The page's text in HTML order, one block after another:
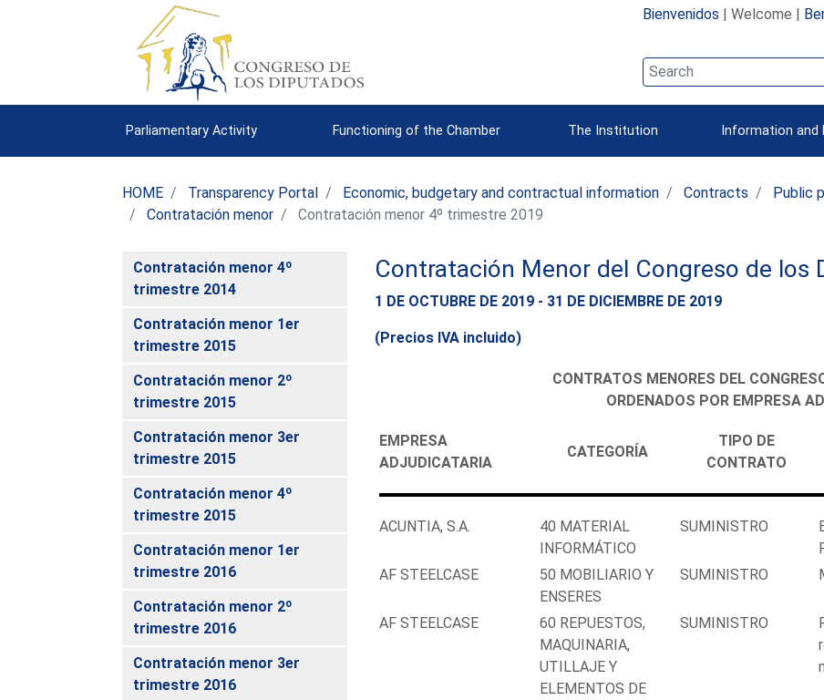
Bienvenidos | Welcome |
Parliamentary Activity Functioning of the Chamber The Institution Information and
HOME Transparency Portal Economic, budgetary and contractual information Contracts
Public
Contratación menor
Contratación menor 4º trimestre 2019
Contratación menor 4º
trimestre 2014
Contratación menor 1er
trimestre 2015
Contratación menor 2º
trimestre 2015
Contratación menor 3er
trimestre 2015
Contratación menor 4º
trimestre 2015
Contratación menor 1er
trimestre 2016
Contratación menor 2º
trimestre 2016
Contratación menor 3er
trimestre 2016
Contratación Menor del Congreso de los
1 DE OCTUBRE DE 2019 - 31 DE DICIEMBRE DE 2019
(Precios IVA incluido)
CONTRATOS MENORES DEL
ORDENADOS POR EMPRESA
EMPRESA
ADJUDICATARIA
CATEGORÍA
TIPO DE
CONTRATO
ACUNTIA, S.A.
40 MATERIAL
INFORMÁTICO
SUMINISTRO
AF STEELCASE
50 MOBILIARIO Y
ENSERES
SUMINISTRO
AF STEELCASE
60 REPUESTOS,
MAQUINARIA,
UTILLAJE Y
ELEMENTOS DE
SUMINISTRO